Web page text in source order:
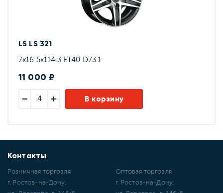
LS LS 321
7x16 5x114.3 ET40 D73.1
11 000 ₽
В корзину
Контакты
Розничная торговля
г. Ростов-на-Дону,
Оптовая торговля
г. Ростов-на-Дону,